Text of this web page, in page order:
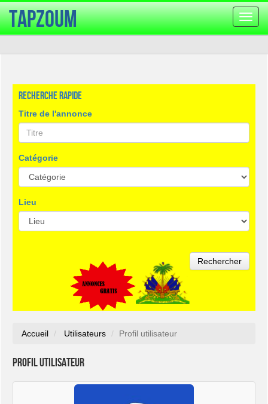
la
TapZoum
Recherche rapide
Titre de l'annonce
Catégorie
Lieu
Rechercher
Accueil Utilisateurs Profil utilisateur
Profil utilisateur